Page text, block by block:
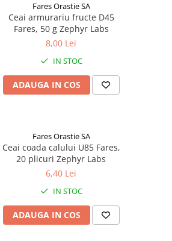
Fares Orastie SA
Ceai armurariu fructe D45
Fares, 50 g Zephyr Labs
8,00 Lei
IN STOC
ADAUGA IN COS
Fares Orastie SA
Ceai coada calului U85 Fares,
20 plicuri Zephyr Labs
6,40 Lei
IN STOC
ADAUGA IN COS